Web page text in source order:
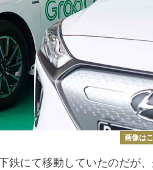
画像は
鉄にて移動していたのだが